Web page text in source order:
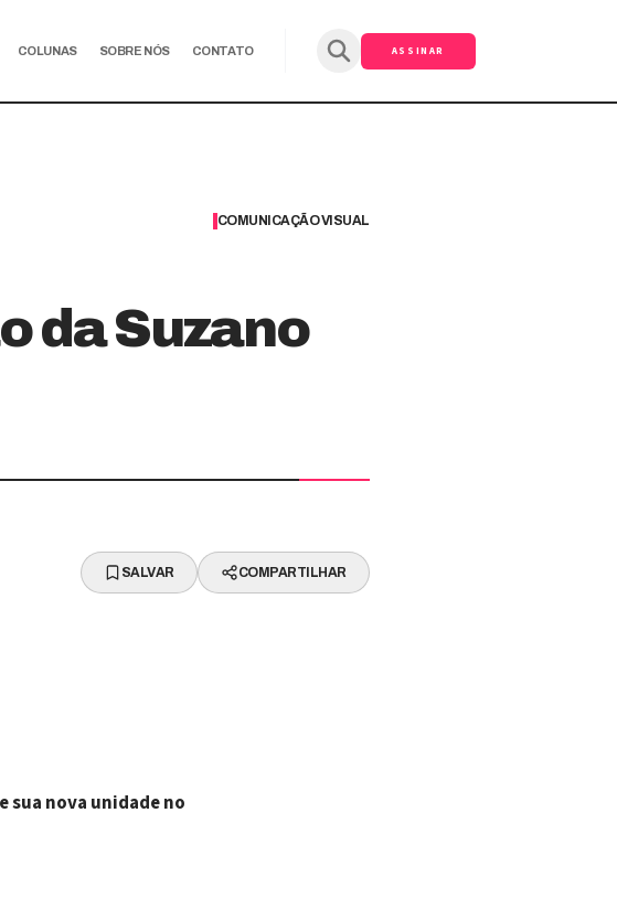
COLUNAS SOBRE NÓS CONTATO ASSINAR
COMUNICAÇÃO VISUAL
da Suzano
SALVAR COMPARTILHAR
sua nova unidade no